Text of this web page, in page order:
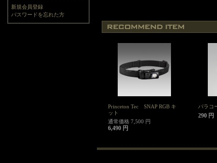
新規会員登録
パスワードを忘れた方
Princeton Tec SNAP RGB キ
ット
通常価格 7,500 円
6,490 円
パラコ
290 円